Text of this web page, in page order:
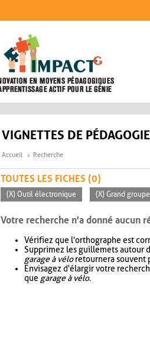
VIGNETTES DE
Accueil Recherche
TOUTES LES FICHES (0)
(X) Outil électronique (X) Grand
Votre recherche n'a donné aucun
Vérifiez que l'orthographe est
Supprimez les guillemets autour
garage à véloretournera souvent
Envisagez d'élargir votre
que garage à vélo.